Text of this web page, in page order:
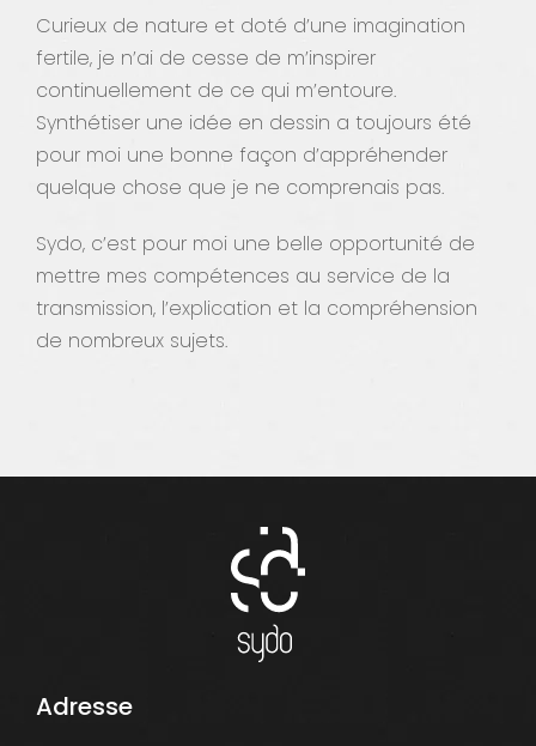
Curieux de nature et doté d’une imagination
fertile, je n’ai de cesse de m’inspirer
continuellement de ce qui m’entoure.
Synthétiser une idée en dessin a toujours été
pour moi une bonne façon d’appréhender
quelque chose que je ne comprenais pas.
Sydo, c’est pour moi une belle opportunité de
mettre mes compétences au service de la
transmission, l’explication et la compréhension
de nombreux sujets.
Adresse